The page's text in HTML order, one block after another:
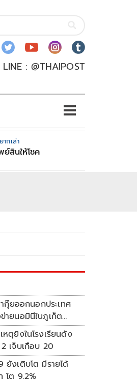
LINE : @THAIPOST
กเล่า
ย์สินให้โชค
ายนอมินีในภูเก็ต
ตุยิงในโรงเรียนดัง
เจ็บเกือบ 20
ยังเติบโต มีรายได้
โต 9.2%